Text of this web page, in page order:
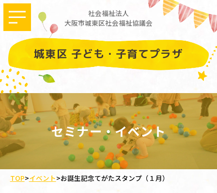
社会福祉法人
大阪市城東区社会福祉協議会
城東区 子ども・子育てプラザ
セミナー・イベント
TOP>イベント>お誕生記念てがたスタンプ（１月）